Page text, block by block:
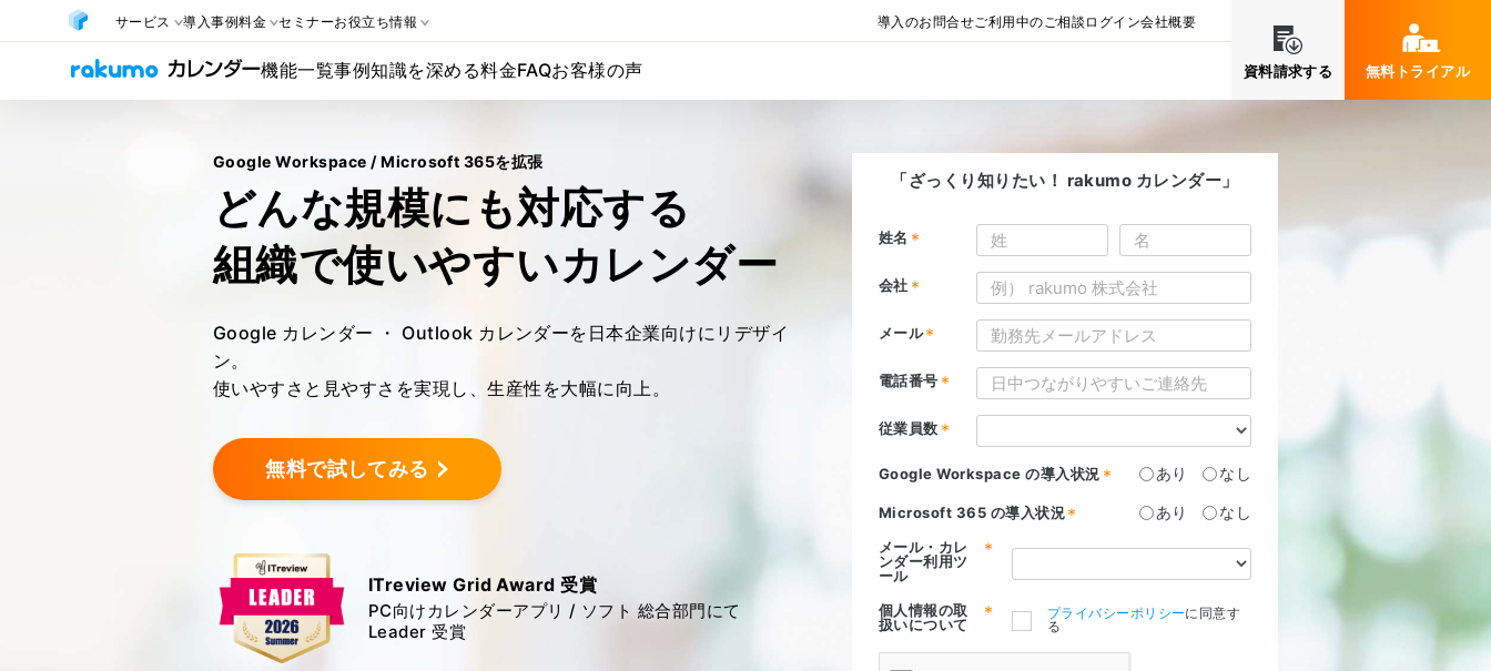
機能一覧事例知識を深める料金FAQお客様の声
サービス 導入事例料金 セミナーお役立ち情報 導入のお問合せご利用中のご相談 ログイン会社概要
資料請求する 無料トライアル
Google Workspace / Microsoft 365を拡張
どんな規模にも対応する
組織で使いやすいカレンダー
Google カレンダー ・ Outlook カレンダーを日本企業向けにリデザイ
ン。
使いやすさと見やすさを実現し、生産性を大幅に向上。
無料で試してみる
ITreview Grid Award 受賞
PC向けカレンダーアプリ / ソフト 総合部門にて
Leader 受賞